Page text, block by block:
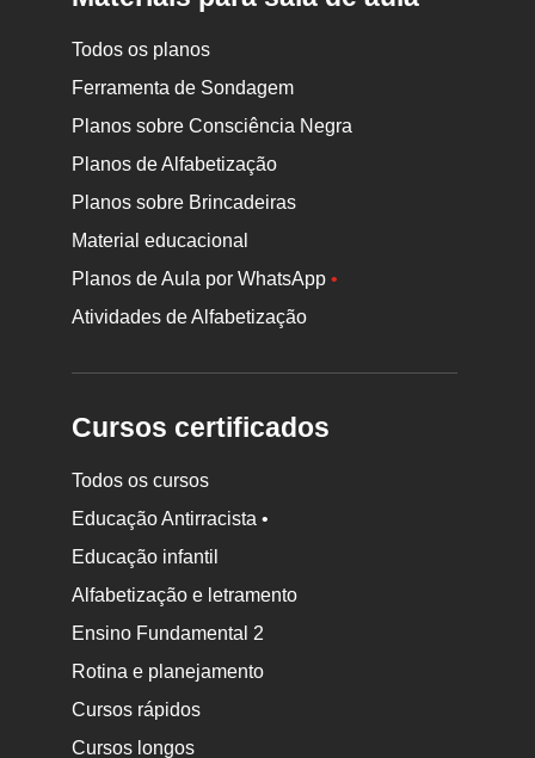
Todos os planos
Ferramenta de Sondagem
Planos sobre Consciência Negra
Planos de Alfabetização
Planos sobre Brincadeiras
Material educacional
Planos de Aula por WhatsApp•
Atividades de Alfabetização
Cursos certificados
Todos os cursos
Educação Antirracista •
Educação infantil
Alfabetização e letramento
Ensino Fundamental 2
Rotina e planejamento
Cursos rápidos
Cursos longos